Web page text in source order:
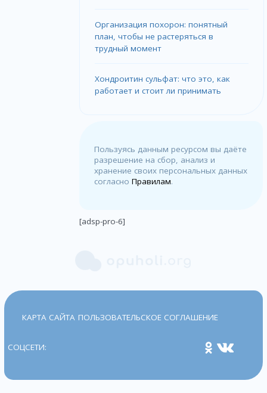
Организация похорон: понятный
план, чтобы не растеряться в
трудный момент
Хондроитин сульфат: что это, как
работает и стоит ли принимать
Пользуясь данным ресурсом вы даёте
разрешение на сбор, анализ и
хранение своих персональных данных
согласноПравилам.
[adsp-pro-6]
КАРТА САЙТА ПОЛЬЗОВАТЕЛЬСКОЕ СОГЛАШЕНИЕ
СОЦСЕТИ: